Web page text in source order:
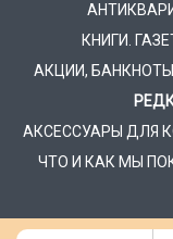
КНИГИ.
АКЦИИ, БАНКНОТЫ
АКСЕССУАРЫ ДЛЯ
ЧТО И КАК МЫ